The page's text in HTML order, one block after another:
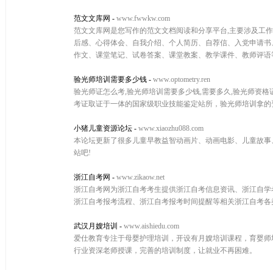
范文文库网 - www.fwwkw.com
范文文库网是您写作的范文文档阅读和分享平台,主要涉及工
后感、心得体会、自我介绍、个人简历、自荐信、入党申请
作文、课堂笔记、试卷答案、课堂教案、教学课件、教师评语
验光师培训需要多少钱 - www.optometry.ren
验光师证怎么考,验光师培训需要多少钱,需要多久,验光师资
考证取证于一体的国家级职业技能鉴定站所，验光师培训拿
小猪儿童资源论坛 - www.xiaozhu088.com
本论坛更新了很多儿童早教益智动画片、动画电影、儿童故
站吧!
浙江自考网 - www.zikaow.net
浙江自考网为浙江自考考生提供浙江自考信息资讯、浙江自
浙江自考报考流程、浙江自考报考时间提醒等相关浙江自考
武汉月嫂培训 - www.aishiedu.com
爱仕教育专注于母婴护理培训，开设有月嫂培训课程，育婴
行业资深老师授课，完善的培训制度，让就业不再困难。